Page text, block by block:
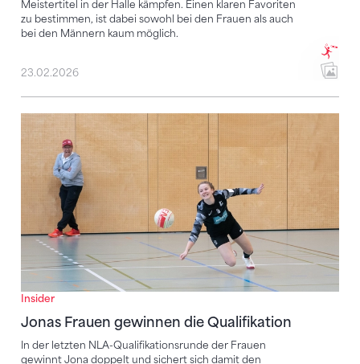
Meistertitel in der Halle kämpfen. Einen klaren Favoriten
zu bestimmen, ist dabei sowohl bei den Frauen als auch
bei den Männern kaum möglich.
23.02.2026
Insider
Jonas Frauen gewinnen die Qualifikation
In der letzten NLA-Qualifikationsrunde der Frauen
gewinnt Jona doppelt und sichert sich damit den
Jonas Frauen gewinnen die Qualifikation